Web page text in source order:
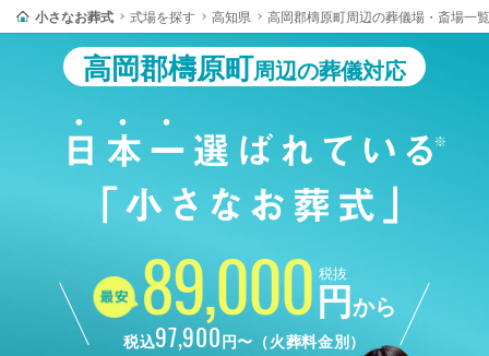
小さなお葬式 式場を探す 高知県 高岡郡檮原町周辺の葬儀場・斎場一覧
高岡郡檮原町周辺の葬儀対応
89,000 税抜
円から
税込97,900円〜（火葬料金別）